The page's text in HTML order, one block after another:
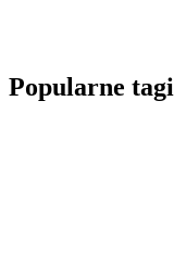
Popularne tagi